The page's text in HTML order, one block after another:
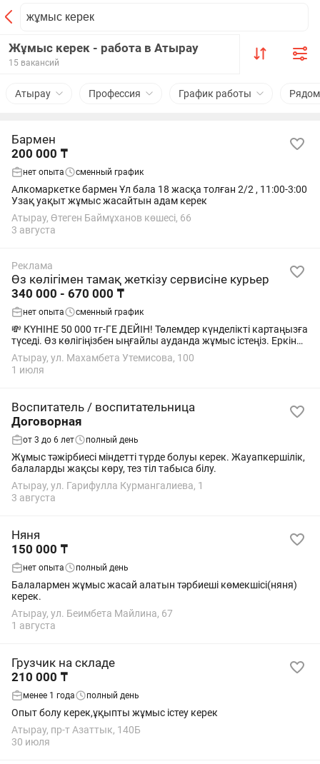
Жұмыс керек - работа в Атырау
15 вакансий
Атырау Профессия График работы Рядом
Бармен
200 000 ₸
нет опыта сменный график
Алкомаркетке бармен Ұл бала 18 жасқа толған 2/2 , 11:00-3:00
Узақ уақыт жұмыс жасайтын адам керек
Атырау, Өтеген Баймұханов көшесі, 66
3 августа
Реклама
Өз көлігімен тамақ жеткізу сервисіне курьер
340 000 - 670 000 ₸
нет опыта сменный график
💸 КҮНІНЕ 50 000 тг-ГЕ ДЕЙІН! Төлемдер күнделікті картаңызға
түседі. Өз көлігіңізбен ыңғайлы ауданда жұмыс істеңіз. Еркін
график және жылдам бастау... Не істеу керек: ✅
Тапсырыстарды Яндекс Про...
Атырау, ул. Махамбета Утемисова, 100
1 июля
Воспитатель / воспитательница
Договорная
от 3 до 6 лет полный день
Жұмыс тәжірбиесі міндетті түрде болуы керек. Жауапкершілік,
балаларды жақсы көру, тез тіл табыса білу.
Атырау, ул. Гарифулла Курмангалиева, 1
3 августа
Няня
150 000 ₸
нет опыта полный день
Балалармен жұмыс жасай алатын тәрбиеші көмекшісі(няня)
керек.
Атырау, ул. Беимбета Майлина, 67
1 августа
Грузчик на складе
210 000 ₸
менее 1 года полный день
Опыт болу керек,ұқыпты жұмыс істеу керек
Атырау, пр-т Азаттык, 140Б
30 июля